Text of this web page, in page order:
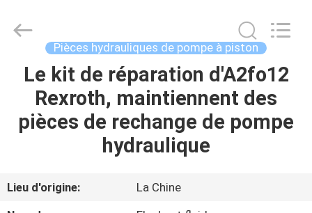
MAISON
PRODUITS
SUJET
Elephant
Fluid
Reserved.
Pièces hydrauliques de pompe à piston
Le kit de réparation d'A2fo12
Rexroth, maintiennent des
pièces de rechange de pompe
hydraulique
Lieu d'origine:
La Chine